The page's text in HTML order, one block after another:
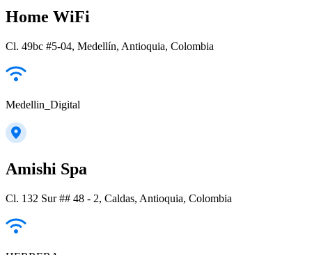
Home WiFi
Cl. 49bc #5-04, Medellín, Antioquia, Colombia
Medellin_Digital
Amishi Spa
Cl. 132 Sur ## 48 - 2, Caldas, Antioquia, Colombia